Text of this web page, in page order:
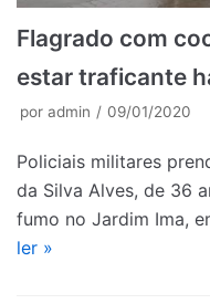
Flagrado com
estar traficante
por admin 09/01/2020
Policiais militares
da Silva Alves, de 36
fumo no Jardim Ima,
ler »